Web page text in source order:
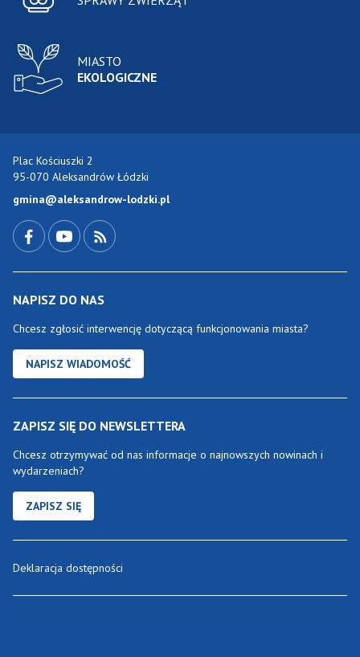
MIASTO
EKOLOGICZNE
Plac Kościuszki 2
95-070 Aleksandrów Łódzki
gmina@aleksandrow-lodzki.pl
NAPISZ DO NAS
Chcesz zgłosić interwencję dotyczącą funkcjonowania miasta?
NAPISZ WIADOMOŚĆ
ZAPISZ SIĘ DO NEWSLETTERA
Chcesz otrzymywać od nas informacje o najnowszych nowinach i
wydarzeniach?
ZAPISZ SIĘ
Deklaracja dostępności